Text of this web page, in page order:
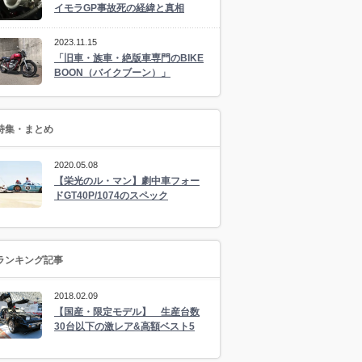
イモラGP事故死の経緯と真相
2023.11.15
「旧車・族車・絶版車専門のBIKE
BOON（バイクブーン）」
集・まとめ
2020.05.08
【栄光のル・マン】劇中車フォー
ドGT40P/1074のスペック
ンキング記事
2018.02.09
【国産・限定モデル】 生産台数
30台以下の激レア&高額ベスト5